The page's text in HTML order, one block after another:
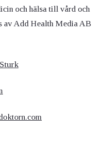
och hälsa till vård och
av Add Health Media AB